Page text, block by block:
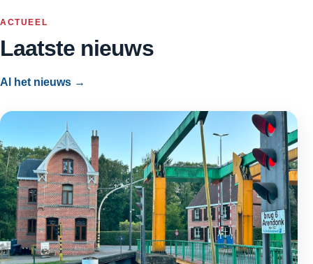
ACTUEEL
Laatste nieuws
Al het nieuws →